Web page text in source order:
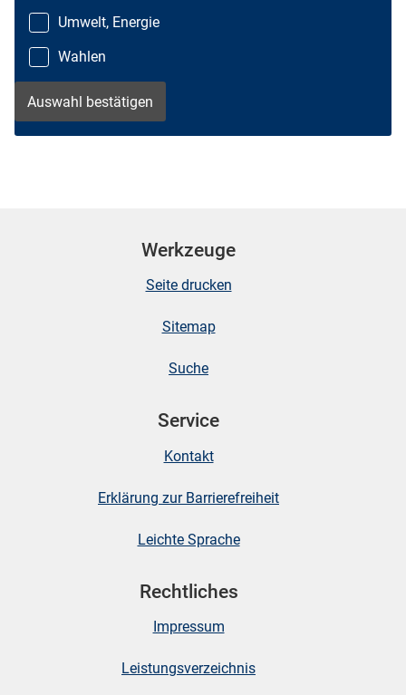
Umwelt, Energie
Wahlen
Werkzeuge
Seite drucken
Sitemap
Suche
Service
Kontakt
Erklärung zur Barrierefreiheit
Leichte Sprache
Rechtliches
Impressum
Leistungsverzeichnis